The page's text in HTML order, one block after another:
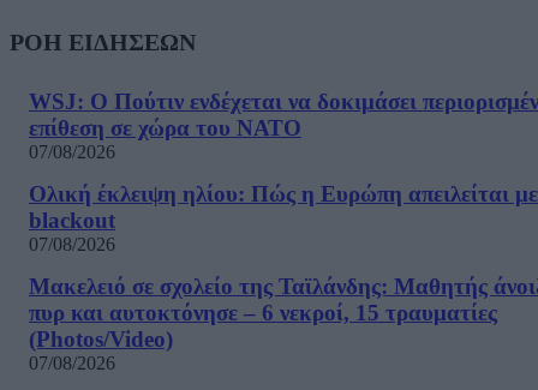
ΡΟΗ ΕΙΔΗΣΕΩΝ
WSJ: Ο Πούτιν ενδέχεται να δοκιμάσει
επίθεση σε χώρα του ΝΑΤΟ
07/08/2026
Ολική έκλειψη ηλίου: Πώς η Ευρώπη απειλείται με
blackout
07/08/2026
Μακελειό σε σχολείο της Ταϊλάνδης: Μαθητής
πυρ και αυτοκτόνησε – 6 νεκροί, 15 τραυματίες
(Photos/Video)
07/08/2026